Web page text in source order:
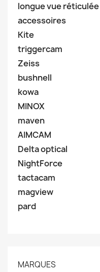
longue vue réticulée
accessoires
Kite
triggercam
Zeiss
bushnell
kowa
MINOX
maven
AIMCAM
Delta optical
NightForce
tactacam
magview
pard
MARQUES